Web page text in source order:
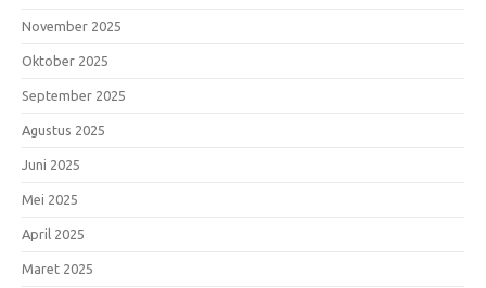
November 2025
Oktober 2025
September 2025
Agustus 2025
Juni 2025
Mei 2025
April 2025
Maret 2025